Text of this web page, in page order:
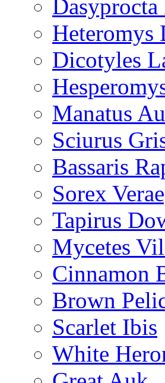
Heteromys
Dicotyles
Manatus
Sciurus
Bassaris
Sorex
Tapirus
Mycetes
Cinnamon
Brown
Scarlet Ibis
White